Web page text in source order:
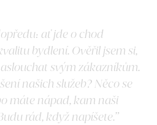
ať jde o chod
bydlení. Ověřil jsem si,
svým zákazníkům.
našich služeb? Něco se
máte nápad, kam naši
rád, když napíšete.”